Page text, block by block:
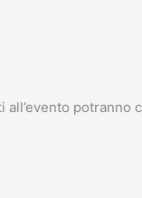
potranno